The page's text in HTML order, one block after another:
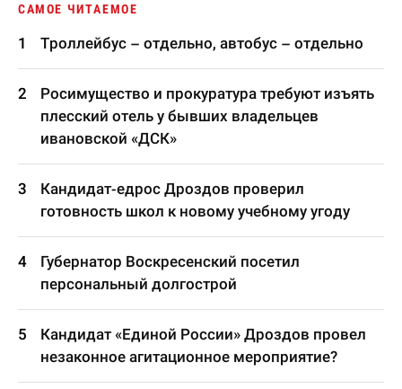
САМОЕ ЧИТАЕМОЕ
Троллейбус – отдельно, автобус – отдельно
Росимущество и прокуратура требуют изъять
плесский отель у бывших владельцев
ивановской «ДСК»
Кандидат-едрос Дроздов проверил
готовность школ к новому учебному угоду
Губернатор Воскресенский посетил
персональный долгострой
Кандидат «Единой России» Дроздов провел
незаконное агитационное мероприятие?